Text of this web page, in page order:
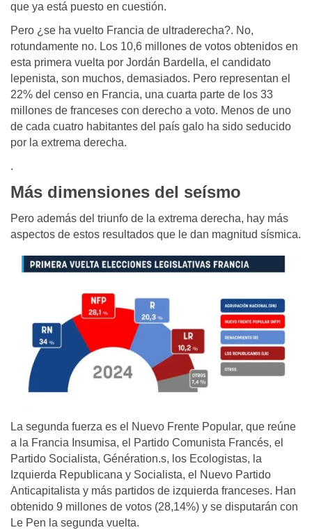
que ya está puesto en cuestión.
Pero ¿se ha vuelto Francia de ultraderecha?. No,
rotundamente no. Los 10,6 millones de votos obtenidos en
esta primera vuelta por Jordán Bardella, el candidato
lepenista, son muchos, demasiados. Pero representan el
22% del censo en Francia, una cuarta parte de los 33
millones de franceses con derecho a voto. Menos de uno
de cada cuatro habitantes del país galo ha sido seducido
por la extrema derecha.
.
Más dimensiones del seísmo
Pero además del triunfo de la extrema derecha, hay más
aspectos de estos resultados que le dan magnitud sísmica.
La segunda fuerza es el Nuevo Frente Popular, que reúne
a la Francia Insumisa, el Partido Comunista Francés, el
Partido Socialista, Génération.s, los Ecologistas, la
Izquierda Republicana y Socialista, el Nuevo Partido
Anticapitalista y más partidos de izquierda franceses. Han
obtenido 9 millones de votos (28,14%) y se disputarán con
Le Pen la segunda vuelta.